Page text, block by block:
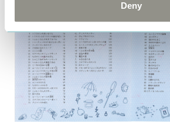
Deny